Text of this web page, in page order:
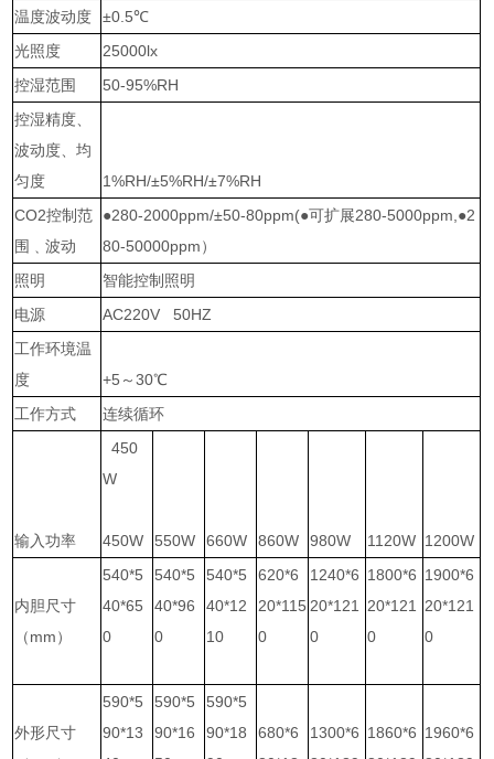
温度波动度
±0.5℃
光照度
25000lx
控湿范围
50-95%RH
控湿精度、
波动度、均
匀度
1%RH/±5%RH/±7%RH
CO2控制范
围﹑波动
●280-2000ppm/±50-80ppm(●可扩展280-5000ppm,●2
80-50000ppm）
照明
智能控制照明
电源
AC220V 50HZ
工作环境温
度
+5～30℃
工作方式
连续循环
输入功率
450
W
450W 550W 660W 860W 980W 1120W 1200W
内胆尺寸
（mm）
540*5
40*65
0
540*5
40*96
0
540*5
40*12
10
620*6
20*115
0
1240*6
20*121
0
1800*6
20*121
0
1900*6
20*121
0
外形尺寸
590*5
90*13
590*5
90*16
590*5
90*18
680*6
1300*6 1860*6 1960*6